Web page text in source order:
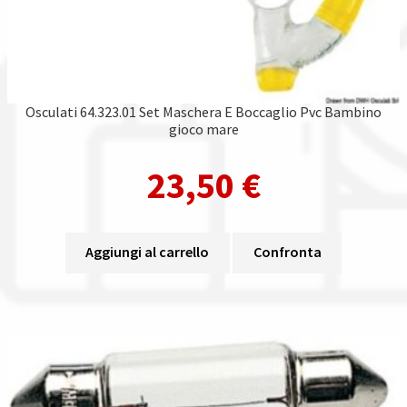
Osculati 64.323.01 Set Maschera E Boccaglio Pvc Bambino
gioco mare
23,50 €
Aggiungi al carrello Confronta